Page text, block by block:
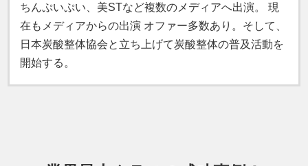
ちんぷいぷい、美STなど複数のメディアへ出演。 現
在もメディアからの出演 オファー多数あり。そして、
日本炭酸整体協会と立ち上げて炭酸整体の普及活動を
開始する。